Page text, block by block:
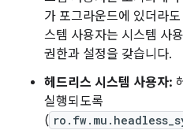
가 포그라운드에 있더라
스템 사용자는 시스템 사
권한과 설정을 갖습니다.
헤드리스 시스템 사용자:
실행되도록
(